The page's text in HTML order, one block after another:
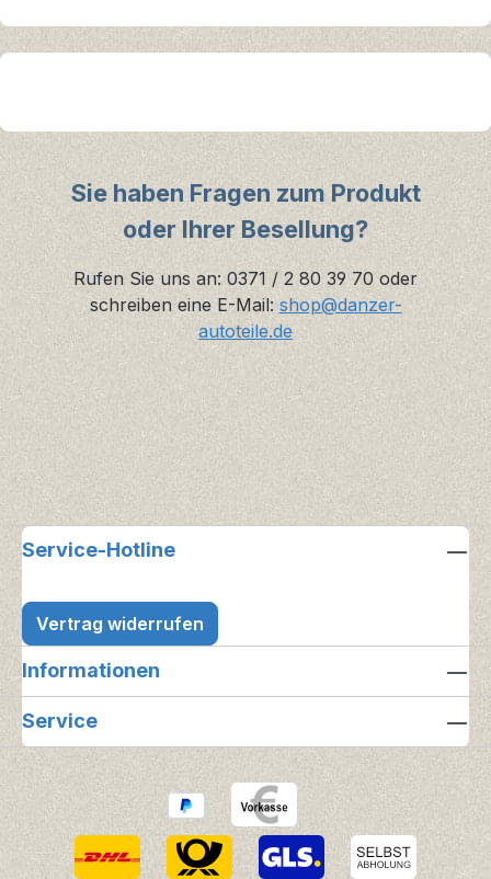
Sie haben Fragen zum Produkt
oder Ihrer Besellung?
Rufen Sie uns an: 0371 / 2 80 39 70 oder
schreiben eine E-Mail: shop@danzer-
autoteile.de
Service-Hotline
Vertrag widerrufen
Informationen
Service